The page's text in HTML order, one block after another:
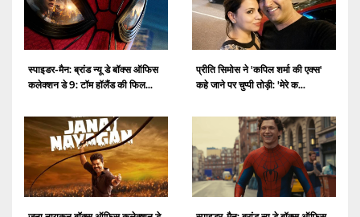
स्पाइडर-मैन: ब्रांड न्यू डे बॉक्स ऑफिस
कलेक्शन डे 9: टॉम हॉलैंड की फिल...
प्रीति सिमोस ने 'कपिल शर्मा की एक्स'
कहे जाने पर चुप्पी तोड़ी: 'मेरे क...